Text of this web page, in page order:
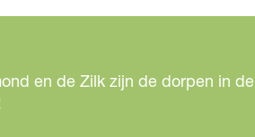
en de Zilk zijn de dorpen in